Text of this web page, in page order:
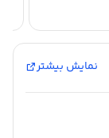
نمایش بیشتر